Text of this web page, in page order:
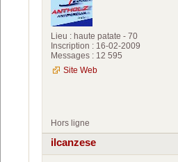
Lieu : haute patate - 70
Inscription : 16-02-2009
Messages : 12 595
Site Web
Hors ligne
ilcanzese